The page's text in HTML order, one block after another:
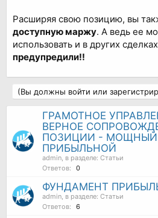
Расширяя свою позицию, вы
доступную маржу. А ведь ее
использовать и в других
предупредили!!
(Вы должны войти или
ГРАМОТНОЕ
ВЕРНОЕ
ПОЗИЦИИ - МОЩНЫЙ
ПРИБЫЛЬНОЙ
admin , в разделе: Статьи
Ответов:
0
ФУНДАМЕНТ
admin , в разделе: Статьи
Ответов:
6